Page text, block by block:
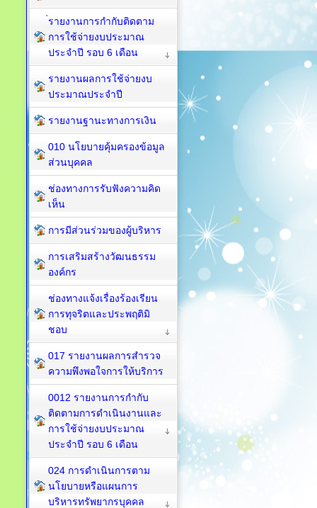
่รายงานการกำกับติดตาม
การใช้จ่ายงบประมาณ
ประจำปี รอบ 6 เดือน
รายงานผลการใช้จ่ายงบ
ประมาณประจำปี
รายงานฐานะทางการเงิน
010 นโยบายคุ้มครองข้อมูล
ส่วนบุคคล
ช่องทางการรับฟังความคิด
เห็น
การมีส่วนร่วมของผู้บริหาร
การเสริมสร้างวัฒนธรรม
องค์กร
ช่องทางแจ้งเรื่องร้องเรียน
การทุจริตและประพฤติมิ
ชอบ
017 รายงานผลการสำรวจ
ความพึงพอใจการให้บริการ
0012 รายงานการกำกับ
ติดตามการดำเนินงานและ
การใช้จ่ายงบประมาณ
ประจำปี รอบ 6 เดือน
024 การดำเนินการตาม
นโยบายหรือแผนการ
บริหารทรัพยากรบุคคล